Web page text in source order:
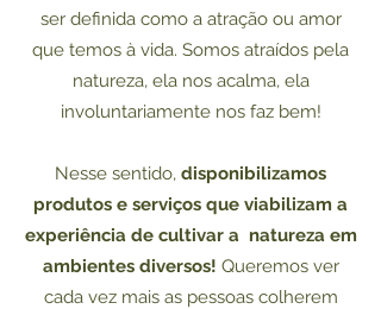
ser definida como a atração ou amor
que temos à vida. Somos atraídos pela
natureza, ela nos acalma, ela
involuntariamente nos faz bem!
Nesse sentido, disponibilizamos
produtos e serviços que viabilizam a
experiência de cultivar a natureza em
ambientes diversos! Queremos ver
cada vez mais as pessoas colherem